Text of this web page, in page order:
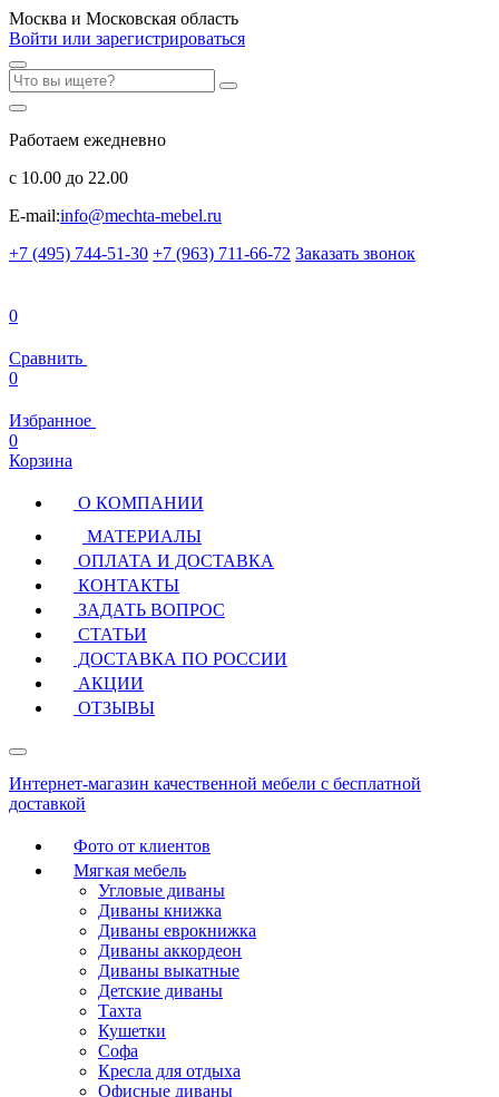
Москва и Московская область
Войти или зарегистрироваться
Работаем ежедневно
с 10.00 до 22.00
E-mail:info@mechta-mebel.ru
+7 (495) 744-51-30 +7 (963) 711-66-72 Заказать звонок
0
Сравнить
0
Избранное
0
Корзина
О КОМПАНИИ
МАТЕРИАЛЫ
ОПЛАТА И ДОСТАВКА
КОНТАКТЫ
ЗАДАТЬ ВОПРОС
СТАТЬИ
ДОСТАВКА ПО РОССИИ
АКЦИИ
ОТЗЫВЫ
Интернет-магазин качественной мебели с бесплатной
доставкой
Фото от клиентов
Мягкая мебель
Угловые диваны
Диваны книжка
Диваны еврокнижка
Диваны аккордеон
Диваны выкатные
Детские диваны
Тахта
Кушетки
Софа
Кресла для отдыха
Офисные диваны